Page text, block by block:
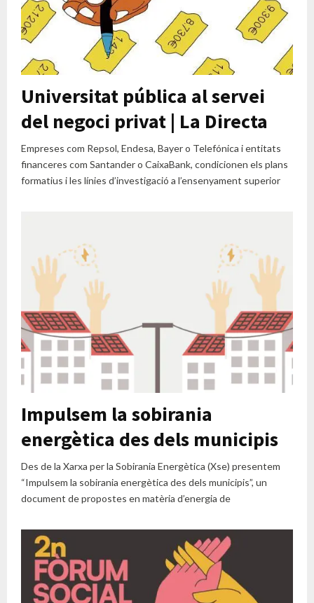
Universitat pública al servei
del negoci privat | La Directa
Empreses com Repsol, Endesa, Bayer o Telefónica i entitats
financeres com Santander o CaixaBank, condicionen els plans
formatius i les línies d’investigació a l’ensenyament superior
Impulsem la sobirania
energètica des dels municipis
Des de la Xarxa per la Sobirania Energètica (Xse) presentem
“Impulsem la sobirania energètica des dels municipis”, un
document de propostes en matèria d’energia de